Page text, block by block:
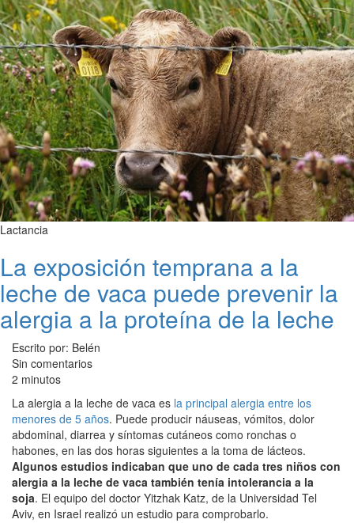
Lactancia
La exposición temprana a la
leche de vaca puede prevenir la
alergia a la proteína de la leche
Escrito por: Belén
Sin comentarios
2 minutos
La alergia a la leche de vaca es la principal alergia entre los
menores de 5 años. Puede producir náuseas, vómitos, dolor
abdominal, diarrea y síntomas cutáneos como ronchas o
habones, en las dos horas siguientes a la toma de lácteos.
Algunos estudios indicaban que uno de cada tres niños con
alergia a la leche de vaca también tenía intolerancia a la
soja. El equipo del doctor Yitzhak Katz, de la Universidad Tel
Aviv, en Israel realizó un estudio para comprobarlo.